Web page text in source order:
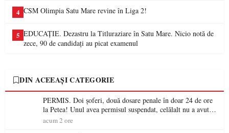
4 CSM Olimpia Satu Mare revine în Liga 2!
5 EDUCAȚIE. Dezastru la Titluraziare în Satu Mare. Nicio notă de
zece, 90 de candidați au picat examenul
DIN ACEEAȘI CATEGORIE
PERMIS. Doi șoferi, două dosare penale în doar 24 de ore
la Petea! Unul avea permisul suspendat, celălalt nu a avut
niciodată permis
acum 2 ore